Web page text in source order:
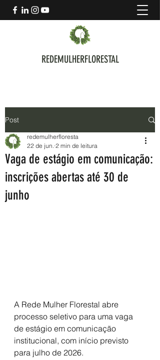
REDEMULHERFLORESTAL
Post
Vaga de estágio em comunicação:
inscrições abertas até 30 de
junho
redemulherfloresta
22 de jun. 2 min de leitura
A Rede Mulher Florestal abre
processo seletivo para uma vaga
de estágio em comunicação
institucional, com início previsto
para julho de 2026.